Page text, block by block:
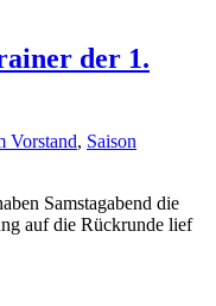
der 1.
Vorstand, Saison
Samstagabend die
auf die Rückrunde lief